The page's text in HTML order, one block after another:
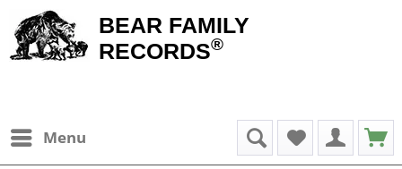
BEAR FAMILY
RECORDS®
Menu